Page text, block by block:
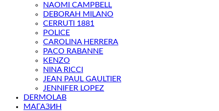
NAOMI CAMPBELL
DEBORAH MILANO
CERRUTI 1881
POLICE
CAROLINA HERRERA
PACO RABANNE
KENZO
NINA RICCI
JEAN PAUL GAULTIER
JENNIFER LOPEZ
DERMOLAB
МАГАЗИН